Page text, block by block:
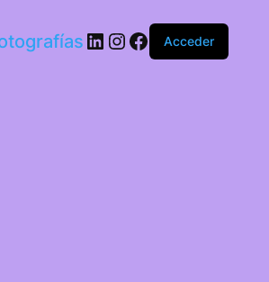
LinkedIn
Instagram
Facebook
Acceder